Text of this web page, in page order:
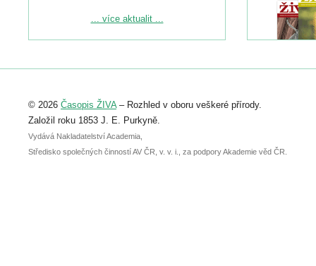
Podrobnější informace ke konferenci
Registrovat se můžete do 6. září.
abstraktu přihlášené přednášky nebo
posteru je už 30. června.
... více aktualit ...
© 2026 Časopis ŽIVA– Rozhled v oboru veškeré přírody.
Založil roku 1853 J. E. Purkyně.
Vydává Nakladatelství Academia,
Středisko společných činností AV ČR, v. v. i., za podpory Akademie věd ČR.